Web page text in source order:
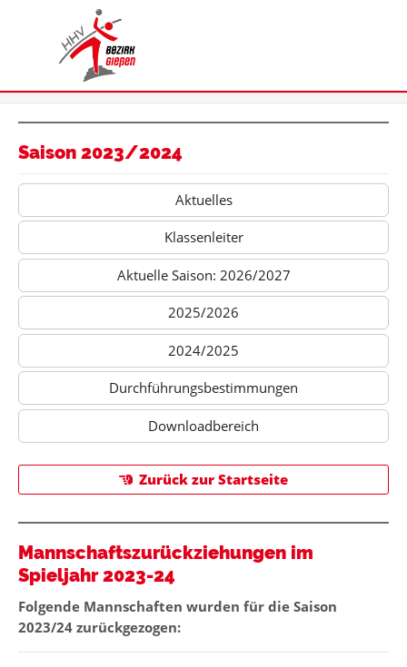
Saison 2023/2024
Aktuelles
Klassenleiter
Aktuelle Saison: 2026/2027
2025/2026
2024/2025
Durchführungsbestimmungen
Downloadbereich
Zurück zur Startseite
Mannschaftszurückziehungen im
Spieljahr 2023-24
Folgende Mannschaften wurden für die Saison
2023/24 zurückgezogen: